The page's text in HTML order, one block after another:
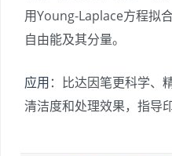
用Young-Laplace方程拟
自由能及其分量。
应用：比达因笔更科学、
清洁度和处理效果，指导